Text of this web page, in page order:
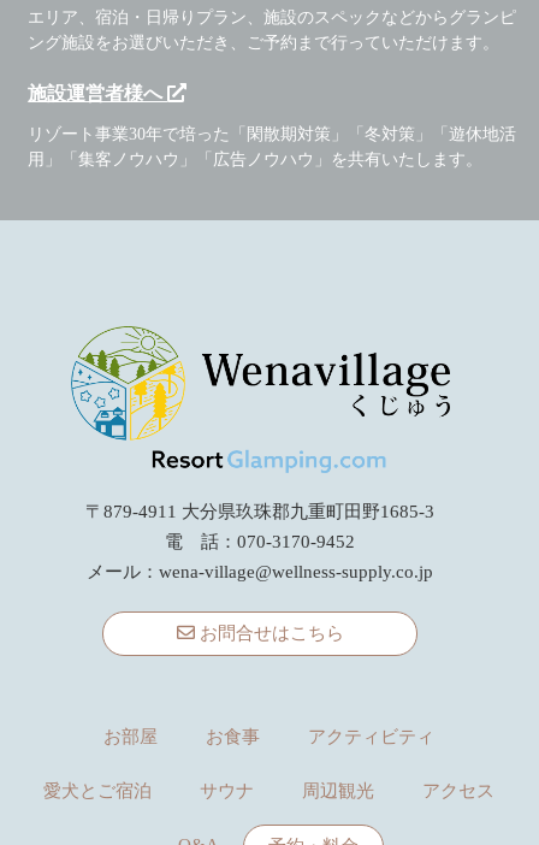
エリア、宿泊・日帰りプラン、施設のスペックなどからグランピ
ング施設をお選びいただき、ご予約まで行っていただけます。
施設運営者様へ
リゾート事業30年で培った「閑散期対策」「冬対策」「遊休地活
用」「集客ノウハウ」「広告ノウハウ」を共有いたします。
〒879-4911 大分県玖珠郡九重町田野1685-3
電 話：070-3170-9452
メール：wena-village@wellness-supply.co.jp
お問合せはこちら
お部屋 お食事 アクティビティ
愛犬とご宿泊 サウナ 周辺観光 アクセス